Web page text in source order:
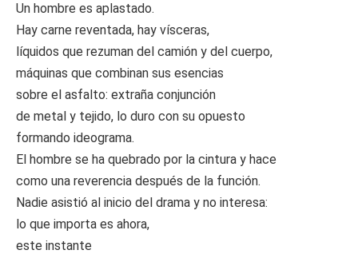
Un hombre es aplastado.
Hay carne reventada, hay vísceras,
líquidos que rezuman del camión y del cuerpo,
máquinas que combinan sus esencias
sobre el asfalto: extraña conjunción
de metal y tejido, lo duro con su opuesto
formando ideograma.
El hombre se ha quebrado por la cintura y hace
como una reverencia después de la función.
Nadie asistió al inicio del drama y no interesa:
lo que importa es ahora,
este instante